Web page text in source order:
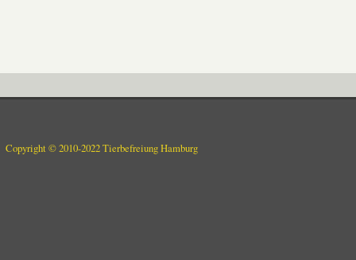
Copyright © 2010-2022 Tierbefreiung Hamburg